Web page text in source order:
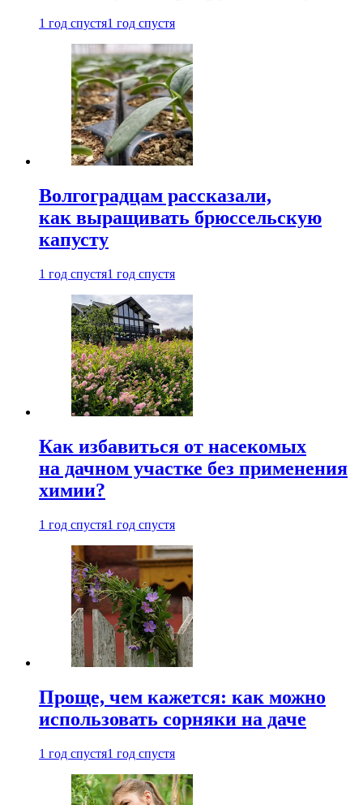
1 год спустя1 год спустя
Волгоградцам рассказали,
как выращивать брюссельскую
капусту
1 год спустя1 год спустя
Как избавиться от насекомых
на дачном участке без применения
химии?
1 год спустя1 год спустя
Проще, чем кажется: как можно
использовать сорняки на даче
1 год спустя1 год спустя